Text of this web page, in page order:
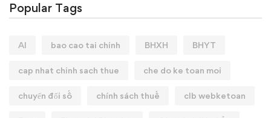
Popular Tags
AI bao cao tai chinh BHXH BHYT
cap nhat chinh sach thue che do ke toan moi
chuyển đổi số chính sách thuế clb webketoan